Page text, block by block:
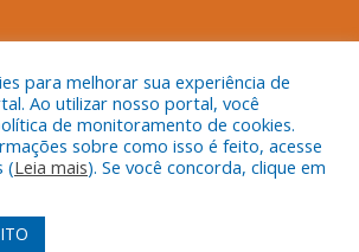
Acessar Área Administrativa
Acessar o Webmail
para melhorar sua experiência de
Ao utilizar nosso portal, você
de monitoramento de cookies.
sobre como isso é feito, acesse
(Leia mais). Se você concorda, clique em